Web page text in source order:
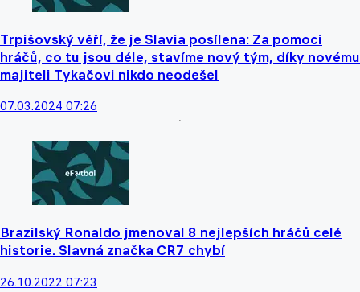
Trpišovský věří, že je Slavia posílena: Za pomoci
hráčů, co tu jsou déle, stavíme nový tým, díky novému
majiteli Tykačovi nikdo neodešel
07.03.2024 07:26
Brazilský Ronaldo jmenoval 8 nejlepších hráčů celé
historie. Slavná značka CR7 chybí
26.10.2022 07:23